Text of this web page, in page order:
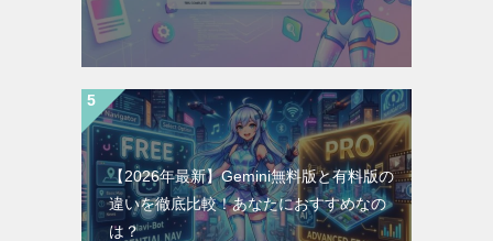
【2026年最新】Gemini無料版と有料版の
違いを徹底比較！あなたにおすすめなの
は？